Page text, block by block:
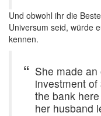
Und obwohl ihr die
Universum seid, würde
kennen.
She made
investment
the bank
her husband